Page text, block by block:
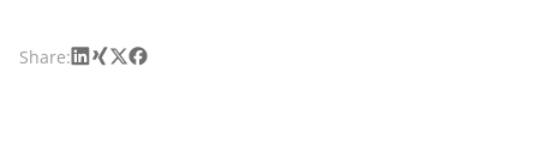
Share:LinkedIn
Xing
X Facebook